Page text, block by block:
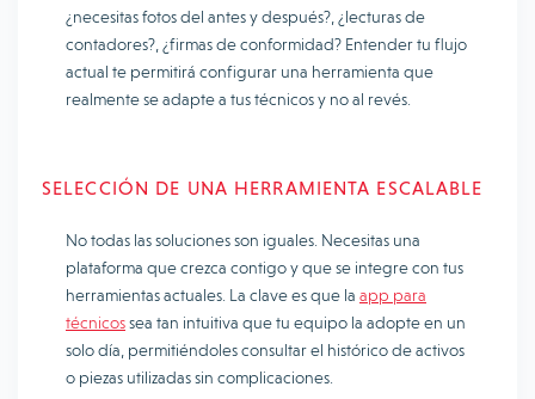
¿necesitas fotos del antes y después?, ¿lecturas de
contadores?, ¿firmas de conformidad? Entender tu flujo
actual te permitirá configurar una herramienta que
realmente se adapte a tus técnicos y no al revés.
SELECCIÓN DE UNA HERRAMIENTA ESCALABLE
No todas las soluciones son iguales. Necesitas una
plataforma que crezca contigo y que se integre con tus
herramientas actuales. La clave es que la app para
técnicossea tan intuitiva que tu equipo la adopte en un
solo día, permitiéndoles consultar el histórico de activos
o piezas utilizadas sin complicaciones.